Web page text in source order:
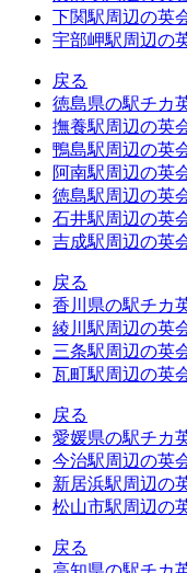
下関駅周辺の英
宇部岬駅周辺の
戻る
徳島県の駅チカ
撫養駅周辺の英
鴨島駅周辺の英
阿南駅周辺の英
徳島駅周辺の英
石井駅周辺の英
吉成駅周辺の英
戻る
香川県の駅チカ
綾川駅周辺の英
三条駅周辺の英
瓦町駅周辺の英
戻る
愛媛県の駅チカ
今治駅周辺の英
新居浜駅周辺の
松山市駅周辺の
戻る